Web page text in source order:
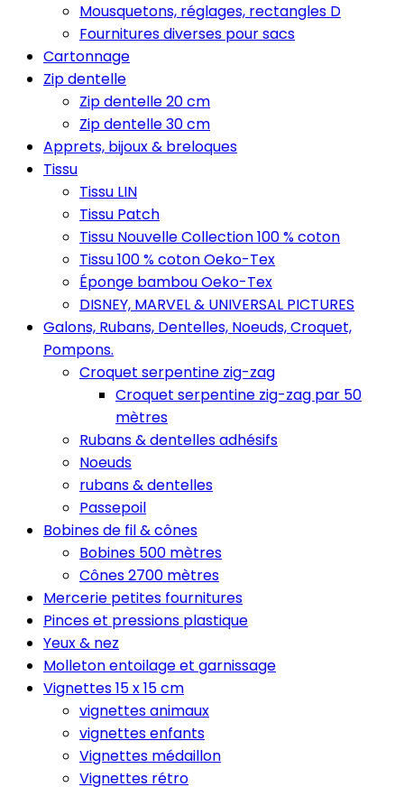
Mousquetons, réglages, rectangles D
Fournitures diverses pour sacs
Cartonnage
Zip dentelle
Zip dentelle 20 cm
Zip dentelle 30 cm
Apprets, bijoux & breloques
Tissu
Tissu LIN
Tissu Patch
Tissu Nouvelle Collection 100 % coton
Tissu 100 % coton Oeko-Tex
Éponge bambou Oeko-Tex
DISNEY, MARVEL & UNIVERSAL PICTURES
Galons, Rubans, Dentelles, Noeuds, Croquet,
Pompons.
Croquet serpentine zig-zag
Croquet serpentine zig-zag par 50
mètres
Rubans & dentelles adhésifs
Noeuds
rubans & dentelles
Passepoil
Bobines de fil & cônes
Bobines 500 mètres
Cônes 2700 mètres
Mercerie petites fournitures
Pinces et pressions plastique
Yeux & nez
Molleton entoilage et garnissage
Vignettes 15 x 15 cm
vignettes animaux
vignettes enfants
Vignettes médaillon
Vignettes rétro